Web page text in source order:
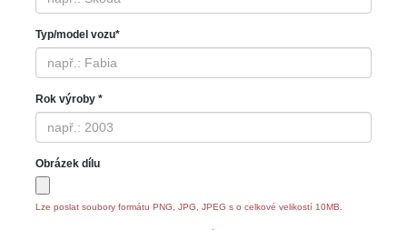
Typ/model vozu*
Rok výroby *
Obrázek dílu
Lze poslat soubory formátu PNG, JPG, JPEG s o celkové velikostí 10MB.